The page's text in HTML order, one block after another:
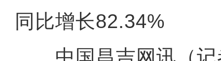
同比增长82.34%
中国昌吉网讯（记